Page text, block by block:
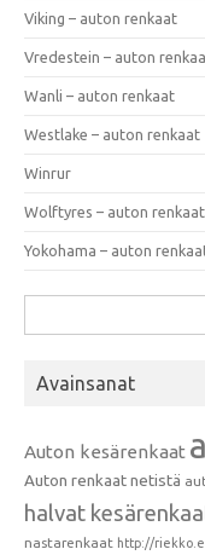
Viking – auton renkaat
Vredestein – auton
Wanli – auton renkaat
Westlake – auton renkaat
Winrur
Wolftyres – auton renkaat
Yokohama – auton
Avainsanat
Auton kesärenkaat
Auton renkaat netistä
halvat
nastarenkaat http://